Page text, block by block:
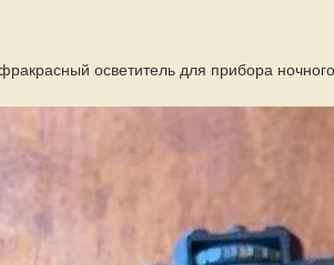
осветитель для прибора